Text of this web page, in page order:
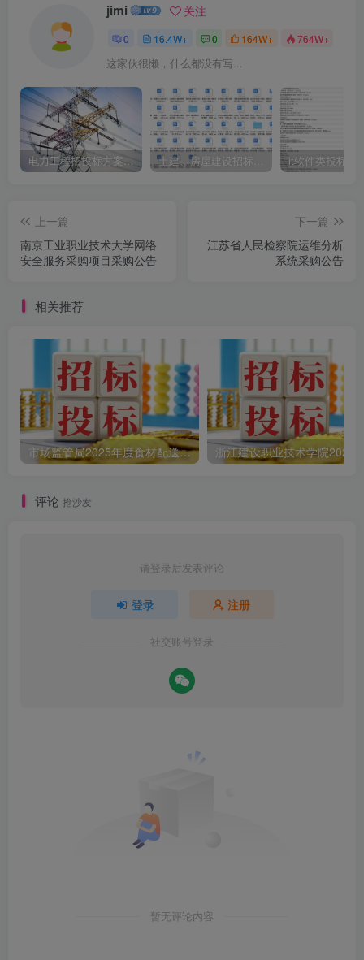
jimi 关注
0 16.4W+ 0 164W+ 764W+
这家伙很懒，什么都没有写...
电力工程招投标方案模板 土建、房屋建设招标文件标书模板 it软件类投标书
上一篇
南京工业职业技术大学网络
安全服务采购项目采购公告
下一篇
江苏省人民检察院运维分析
系统采购公告
相关推荐
市场监管局2025年度食材配送采购公告
评论 抢沙发
请登录后发表评论
登录 注册
社交账号登录
暂无评论内容